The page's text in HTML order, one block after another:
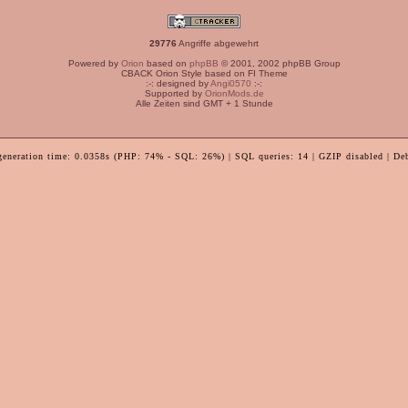
29776 Angriffe abgewehrt
Powered by Orion based on phpBB © 2001, 2002 phpBB Group
CBACK Orion Style based on FI Theme
:-: designed byAngi0570 :-:
Supported by OrionMods.de
Alle Zeiten sind GMT + 1 Stunde
time: 0.0358s (PHP: 74% - SQL: 26%) | SQL queries: 14 | GZIP disabled |